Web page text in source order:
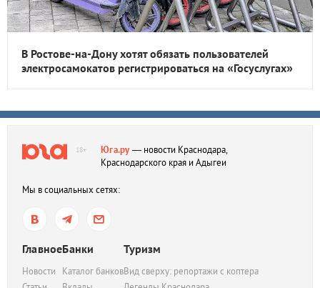
В Ростове-на-Дону хотят обязать пользователей
электросамокатов регистрироваться на «Госуслугах»
18+ Юга.ру— новости Краснодара,
Краснодарского края и Адыгеи
Мы в социальных сетях:
Главное
Новости
Банки
Каталог банков
Туризм
Вид сверху: репортажи с коптера